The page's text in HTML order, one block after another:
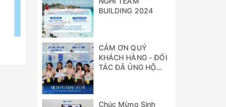
BUILDING 2024
CẢM ƠN QUÝ
KHÁCH HÀNG - ĐỐI
TÁC ĐÃ ỦNG HỘ
Chúc Mừng Sinh